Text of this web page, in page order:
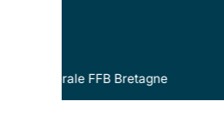
FFB Bretagne